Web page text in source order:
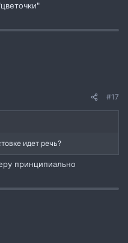
#17
идет речь?
принципиально